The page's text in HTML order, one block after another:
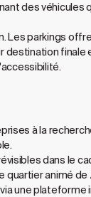
des véhicules
parkings
à la
dans le
animé
une plateforme